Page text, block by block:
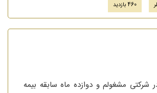
460 بازدید
شرکتی مشغولم و دوازده ماه سابقه بیمه